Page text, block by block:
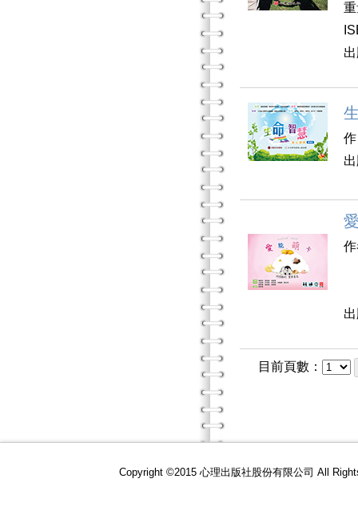
目前頁數：
Copyright ©2015 心理出版社股份有限公司 All